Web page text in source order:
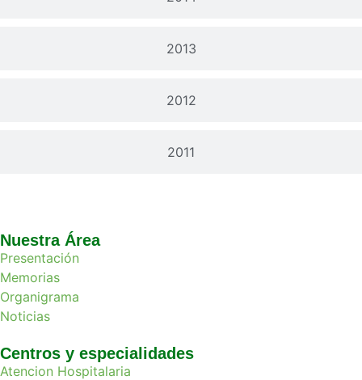
2013
2012
2011
Nuestra Área
Presentación
Memorias
Organigrama
Noticias
Centros y especialidades
Atencion Hospitalaria